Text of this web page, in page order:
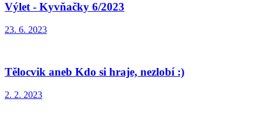
Výlet - Kyvňačky 6/2023
23. 6. 2023
Tělocvik aneb Kdo si hraje, nezlobí :)
2. 2. 2023